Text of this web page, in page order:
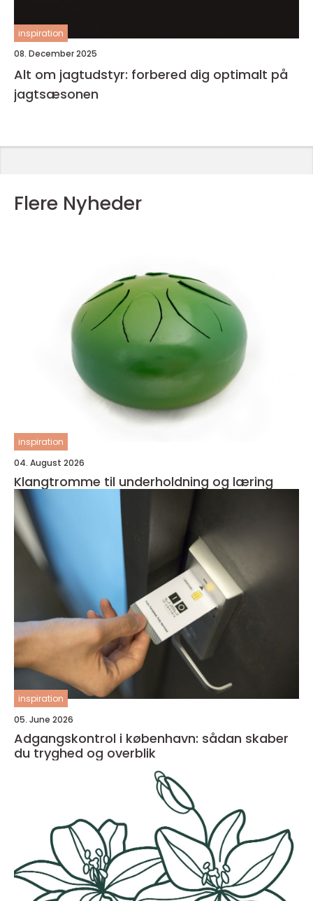
inspiration
08. December 2025
Alt om jagtudstyr: forbered dig optimalt på
jagtsæsonen
Flere Nyheder
inspiration
04. August 2026
Klangtromme til underholdning og læring
inspiration
05. June 2026
Adgangskontrol i københavn: sådan skaber
du tryghed og overblik